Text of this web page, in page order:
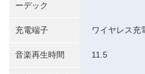
ーデック
充電端子
音楽再生時間
ワイヤレス充
11.5